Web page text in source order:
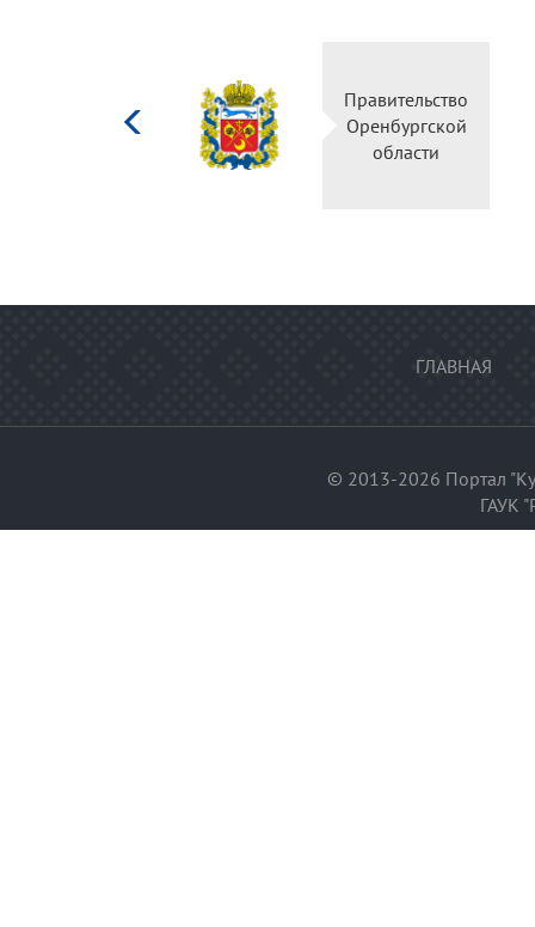
Правительство
Оренбургской
области
ГЛАВНАЯ
© 2013-2026 Портал
ГАУК